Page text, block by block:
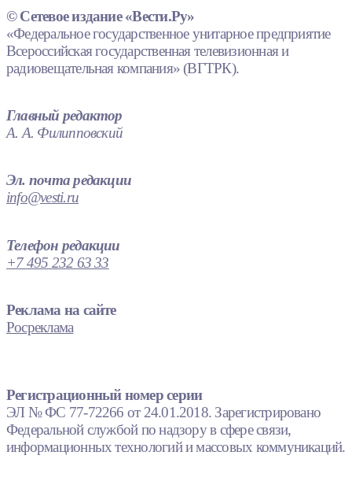
© Сетевое издание «Вести.Ру»
«Федеральное государственное унитарное предприятие
Всероссийская государственная телевизионная и
радиовещательная компания» (ВГТРК).
Главный редактор
А. А. Филипповский
Эл. почта редакции
info@vesti.ru
Телефон редакции
+7 495 232 63 33
Реклама на сайте
Росреклама
Регистрационный номер серии
ЭЛ № ФС 77-72266 от 24.01.2018. Зарегистрировано
Федеральной службой по надзору в сфере связи,
информационных технологий и массовых коммуникаций.